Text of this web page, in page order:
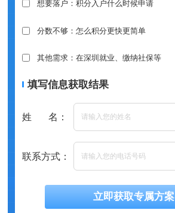
想要落户：积分入户什么时候申请
分数不够：怎么积分更快更简单
其他需求：在深圳就业、缴纳社保等
填写信息获取结果
姓 名：
联系方式：
立即获取专属方案